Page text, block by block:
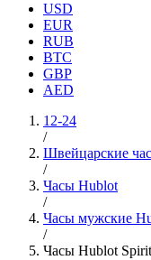
USD
EUR
RUB
BTC
GBP
AED
12-24
/
Швейцарские
/
Часы Hublot
/
Часы мужские
/
Часы Hublot